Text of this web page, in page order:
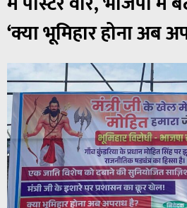
‘क्या भूमिहार होना अब